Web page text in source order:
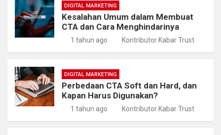
DIGITAL MARKETING
Kesalahan Umum dalam Membuat
CTA dan Cara Menghindarinya
1 tahun ago Kontributor Kabar Trust
DIGITAL MARKETING
Perbedaan CTA Soft dan Hard, dan
Kapan Harus Digunakan?
1 tahun ago Kontributor Kabar Trust